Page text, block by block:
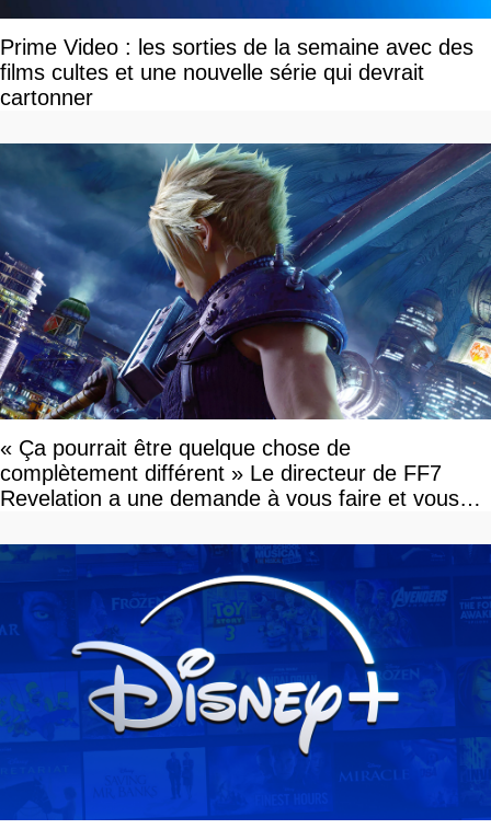
Prime Video : les sorties de la semaine avec des
films cultes et une nouvelle série qui devrait
cartonner
« Ça pourrait être quelque chose de
complètement différent » Le directeur de FF7
Revelation a une demande à vous faire et vous